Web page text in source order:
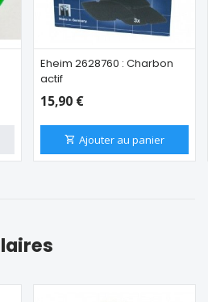
Eheim 2628760 : Charbon
actif
15,90 €
Ajouter au panier